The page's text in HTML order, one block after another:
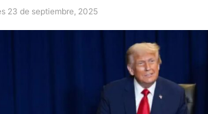
23 de septiembre, 2025